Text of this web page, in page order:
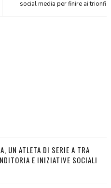
social media per finire ai trionfi
UN ATLETA DI SERIE A TRA
E INIZIATIVE SOCIALI